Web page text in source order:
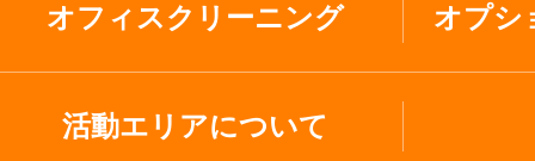
オフィスクリーニング オプシ
活動エリアについて